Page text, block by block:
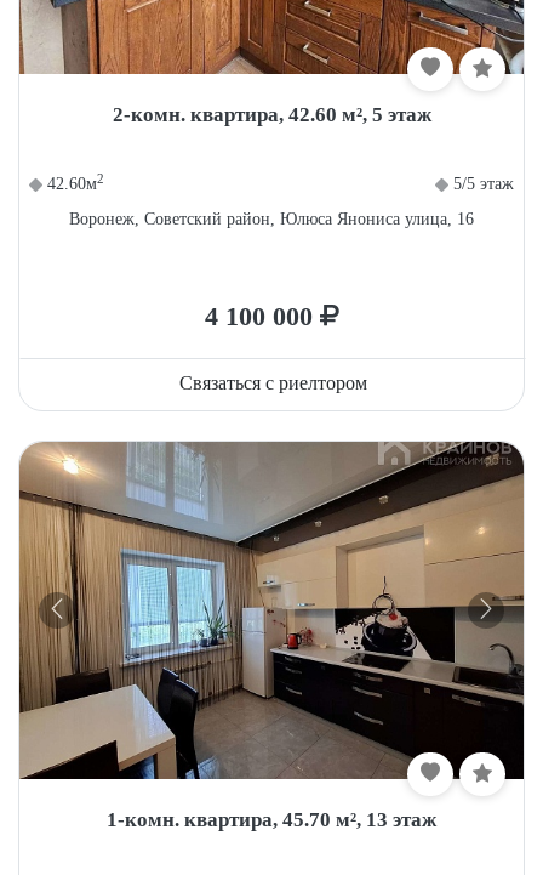
2-комн. квартира, 42.60 м², 5 этаж
42.60м2
5/5 этаж
Воронеж, Советский район, Юлюса Янониса улица, 16
4 100 000
Связаться с риелтором
1-комн. квартира, 45.70 м², 13 этаж